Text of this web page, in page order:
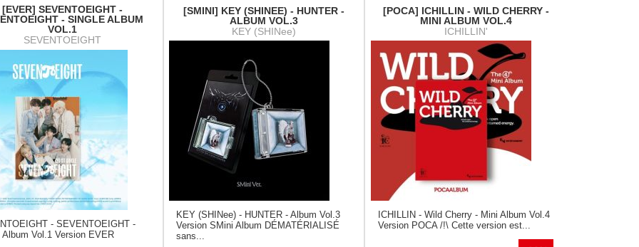
[EVER] SEVENTOEIGHT -
- SINGLE ALBUM
VOL.1
SEVENTOEIGHT
- SEVENTOEIGHT -
Album Vol.1 Version EVER
[SMINI] KEY (SHINEE) - HUNTER -
ALBUM VOL.3
KEY (SHINee)
KEY (SHINee) - HUNTER - Album Vol.3
Version SMini Album DÉMATÉRIALISÉ
sans...
[POCA] ICHILLIN - WILD CHERRY -
MINI ALBUM VOL.4
ICHILLIN'
ICHILLIN - Wild Cherry - Mini Album Vol.4
Version POCA /!\ Cette version est...